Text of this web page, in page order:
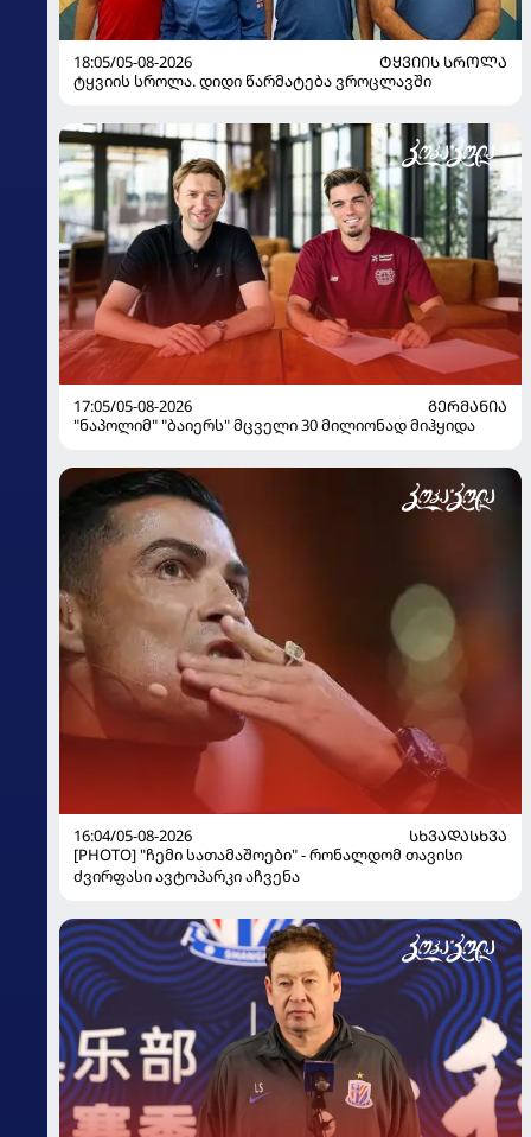
18:05/05-08-2026
ᲢᲧᲕᲘᲘᲡ ᲡᲠᲝᲚᲐ
ტყვიის სროლა. დიდი წარმატება ვროცლავში
17:05/05-08-2026
ᲒᲔᲠᲛᲐᲜᲘᲐ
"ნაპოლიმ" "ბაიერს" მცველი 30 მილიონად მიჰყიდა
16:04/05-08-2026
ᲡᲮᲕᲐᲓᲐᲡᲮᲕᲐ
[PHOTO] "ჩემი სათამაშოები" - რონალდომ თავისი
ძვირფასი ავტოპარკი აჩვენა